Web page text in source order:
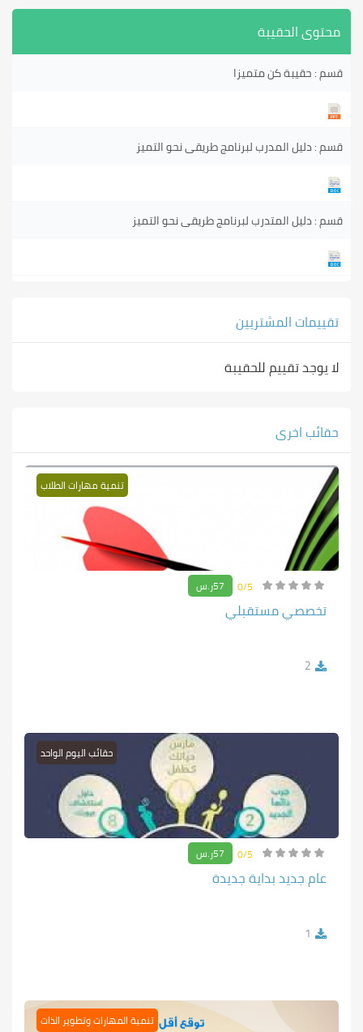
محتوى الحقيبة
قسم : حقيبة كن متميزا
قسم : دليل المدرب لبرنامج طريقى نحو التميز
قسم : دليل المتدرب لبرنامج طريقى نحو التميز
تقييمات المشتريين
لا يوجد تقييم للحقيبة
حقائب اخرى
تنمية مهارات الطلاب
0/5 57ر.س
تخصصي مستقبلي
2
حقائب اليوم الواحد
0/5 57ر.س
عام جديد بداية جديدة
1
تنمية المهارات وتطوير الذات